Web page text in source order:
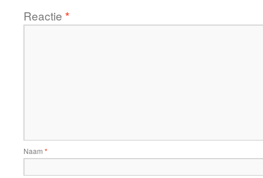
Reactie *
Naam *